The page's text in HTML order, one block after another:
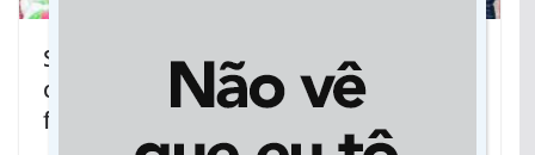
Servidores entregam roupas,
cobertores e solidariedade em reta
final da campanha